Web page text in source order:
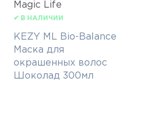
Magic Life
✔ В НАЛИЧИИ
KEZY ML Bio-Balance
Маска для
окрашенных волос
Шоколад 300мл